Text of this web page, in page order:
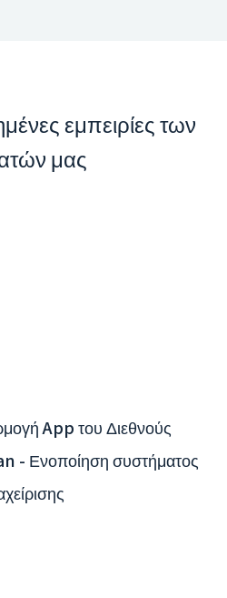
εμπειρίες των
μας